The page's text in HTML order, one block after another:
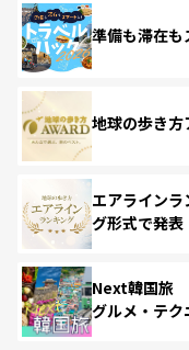
準備も滞在
地球の歩き
エアライン
グ形式で発表
Next韓国旅
グルメ・テク